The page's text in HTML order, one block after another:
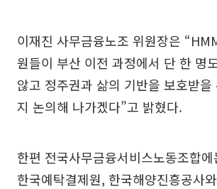
이재진 사무금융노조 위원장은
원들이 부산 이전 과정에서 단 한 명
않고 정주권과 삶의 기반을 보호받
지 논의해 나가겠다”고 밝혔다.
한편 전국사무금융서비스노동조합
한국예탁결제원, 한국해양진흥공사